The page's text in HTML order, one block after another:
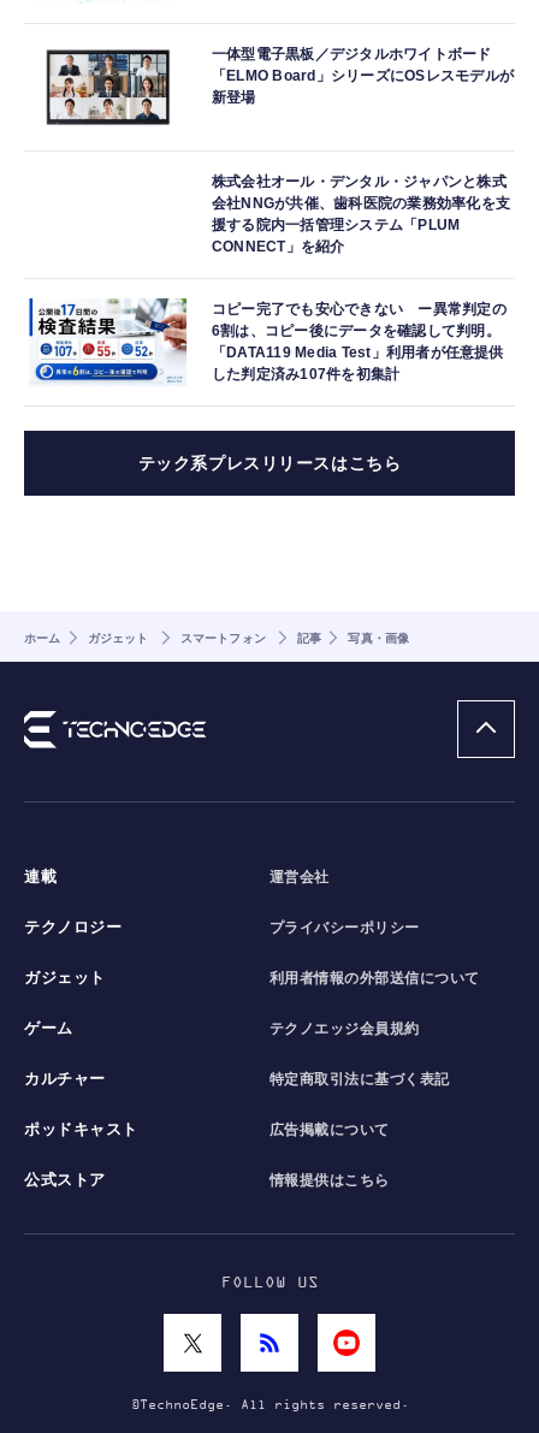
一体型電子黒板／デジタルホワイトボード
「ELMO Board」シリーズにOSレスモデルが
新登場
株式会社オール・デンタル・ジャパンと株式
会社NNGが共催、歯科医院の業務効率化を支
援する院内一括管理システム「PLUM
CONNECT」を紹介
コピー完了でも安心できない ー異常判定の
6割は、コピー後にデータを確認して判明。
「DATA119 Media Test」利用者が任意提供
した判定済み107件を初集計
テック系プレスリリースはこちら
ホーム ガジェット スマートフォン 記事 写真・画像
連載
テクノロジー
ガジェット
ゲーム
カルチャー
ポッドキャスト
公式ストア
運営会社
プライバシーポリシー
利用者情報の外部送信について
テクノエッジ会員規約
特定商取引法に基づく表記
広告掲載について
情報提供はこちら
FOLLOW US
©TechnoEdge. All rights reserved.